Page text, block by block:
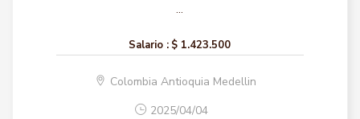
...
Salario : $ 1.423.500
Colombia Antioquia Medellin
2025/04/04